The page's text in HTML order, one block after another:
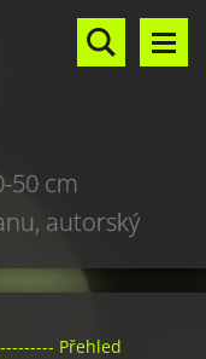
50 cm
autorský
sculptures,
Přehled